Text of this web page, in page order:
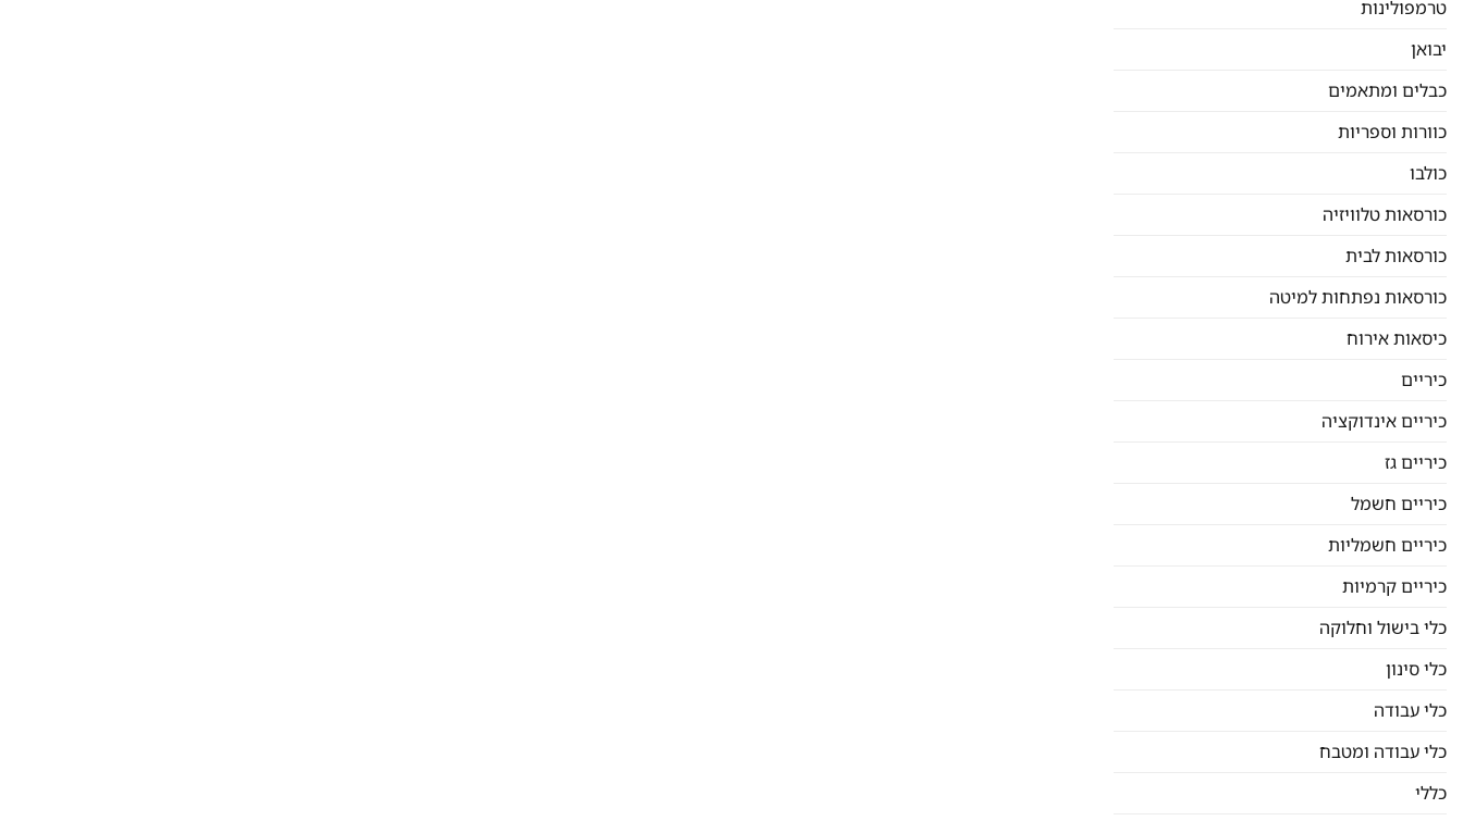
טרמפולינות
יבואן
כבלים ומתאמים
כוורות וספריות
כולבו
כורסאות טלוויזיה
כורסאות לבית
כורסאות נפתחות למיטה
כיסאות אירוח
כיריים
כיריים אינדוקציה
כיריים גז
כיריים חשמל
כיריים חשמליות
כיריים קרמיות
כלי בישול וחלוקה
כלי סינון
כלי עבודה
כלי עבודה ומטבח
כללי